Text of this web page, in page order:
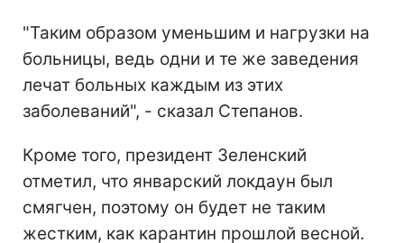
"Таким образом уменьшим и нагрузки на
больницы, ведь одни и те же заведения
лечат больных каждым из этих
заболеваний", - сказал Степанов.
Кроме того, президент Зеленский
отметил, что январский локдаун был
смягчен, поэтому он будет не таким
жестким, как карантин прошлой весной.